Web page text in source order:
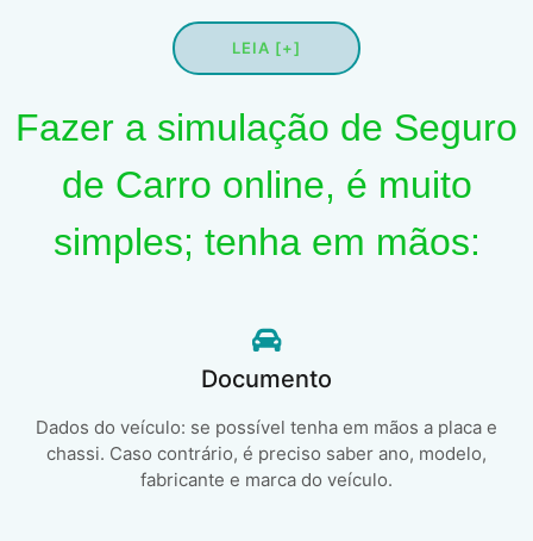
LEIA [+]
Fazer a simulação de Seguro
de Carro online, é muito
simples; tenha em mãos:
Documento
Dados do veículo: se possível tenha em mãos a placa e
chassi. Caso contrário, é preciso saber ano, modelo,
fabricante e marca do veículo.